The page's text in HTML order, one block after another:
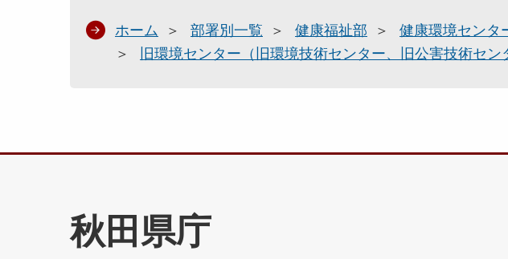
ホーム 部署別一覧 健康福祉部 健康環境センタ
旧環境センター（旧環境技術センター、旧公害技術セン
秋田県庁